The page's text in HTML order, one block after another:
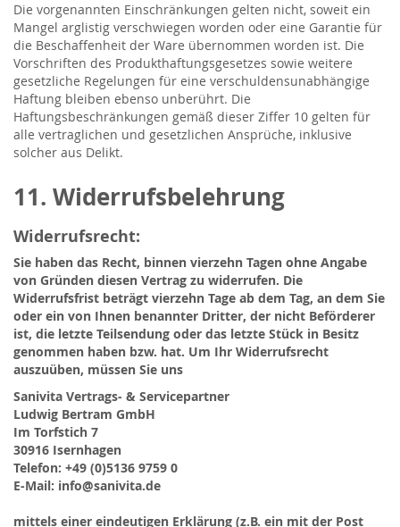
Die vorgenannten Einschränkungen gelten nicht, soweit ein
Mangel arglistig verschwiegen worden oder eine Garantie für
die Beschaffenheit der Ware übernommen worden ist. Die
Vorschriften des Produkthaftungsgesetzes sowie weitere
gesetzliche Regelungen für eine verschuldensunabhängige
Haftung bleiben ebenso unberührt. Die
Haftungsbeschränkungen gemäß dieser Ziffer 10 gelten für
alle vertraglichen und gesetzlichen Ansprüche, inklusive
solcher aus Delikt.
11. Widerrufsbelehrung
Widerrufsrecht:
Sie haben das Recht, binnen vierzehn Tagen ohne Angabe
von Gründen diesen Vertrag zu widerrufen. Die
Widerrufsfrist beträgt vierzehn Tage ab dem Tag, an dem Sie
oder ein von Ihnen benannter Dritter, der nicht Beförderer
ist, die letzte Teilsendung oder das letzte Stück in Besitz
genommen haben bzw. hat. Um Ihr Widerrufsrecht
auszuüben, müssen Sie uns
Sanivita Vertrags- & Servicepartner
Ludwig Bertram GmbH
Im Torfstich 7
30916 Isernhagen
Telefon: +49 (0)5136 9759 0
E-Mail: info@sanivita.de
mittels einer eindeutigen Erklärung (z.B. ein mit der Post